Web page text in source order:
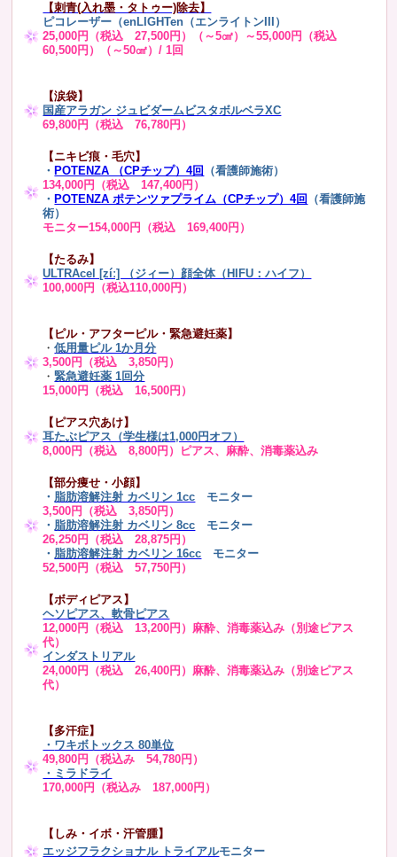
【刺青(入れ墨・タトゥー)除去】
ピコレーザー（enLIGHTen（エンライトンIII）
25,000円（税込 27,500円）（～5㎠）～55,000円（税込
60,500円）（～50㎠）/ 1回
【涙袋】
国産アラガン ジュビダームビスタボルベラXC
69,800円（税込 76,780円）
【ニキビ痕・毛穴】
・ POTENZA （CPチップ）4回
（看護師施術）
134,000円（税込 147,400円）
・ POTENZA ポテンツァプライム（CPチップ）4回
（看護師施
術）
モニター154,000円（税込 169,400円）
【たるみ】
ULTRAcel [zíː] （ジィー）顔全体（HIFU：ハイフ）
100,000円（税込110,000円）
【ピル・アフターピル・緊急避妊薬】
・低用量ピル 1か月分
3,500円（税込 3,850円）
・緊急避妊薬 1回分
15,000円（税込 16,500円）
【ピアス穴あけ】
耳たぶピアス（学生様は1,000円オフ）
8,000円（税込 8,800円）ピアス、麻酔、消毒薬込み
【部分痩せ・小顔】
・ 脂肪溶解注射 カベリン 1cc モニター
3,500円（税込 3,850円）
・ 脂肪溶解注射 カベリン 8cc モニター
26,250円（税込 28,875円）
・ 脂肪溶解注射 カベリン 16cc
モニター
52,500円（税込 57,750円）
【ボディピアス】
ヘソピアス、軟骨ピアス
12,000円（税込 13,200円）麻酔、消毒薬込み（別途ピアス
代）
インダストリアル
24,000円（税込 26,400円）麻酔、消毒薬込み（別途ピアス
代）
【多汗症】
・ ワキボトックス 80単位
49,800円（税込み 54,780円）
・ミラドライ
170,000円（税込み 187,000円）
【しみ・イボ・汗管腫】
エッジフラクショナル トライアルモニター